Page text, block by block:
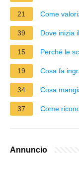
21 Come
39 Dove inizia
15 Perché le
19 Cosa fa
34 Cosa
37 Come
Annuncio